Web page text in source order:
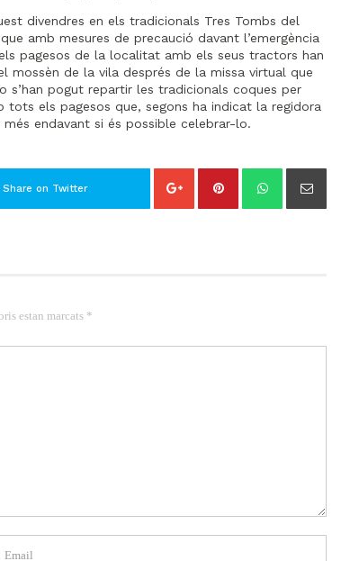
divendres en els tradicionals Tres Tombs del
amb mesures de precaució davant l’emergència
pagesos de la localitat amb els seus tractors han
mossèn de la vila després de la missa virtual que
pogut repartir les tradicionals coques per
els pagesos que, segons ha indicat la regidora
endavant si és possible celebrar-lo.
Share on Twitter
estan marcats *